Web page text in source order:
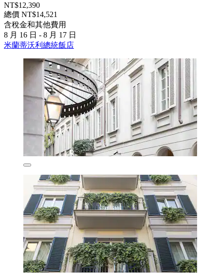
NT$12,390
總價 NT$14,521
含稅金和其他費用
8 月 16 日 - 8 月 17 日
米蘭蒂沃利總統飯店